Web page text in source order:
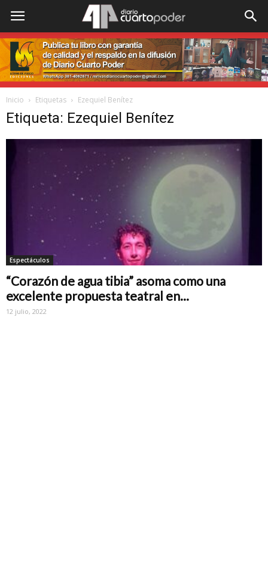
Inicio Etiquetas Ezequiel Benítez
Etiqueta: Ezequiel Benítez
Espectáculos
“Corazón de agua tibia” asoma como una
excelente propuesta teatral en...
12 julio, 2022